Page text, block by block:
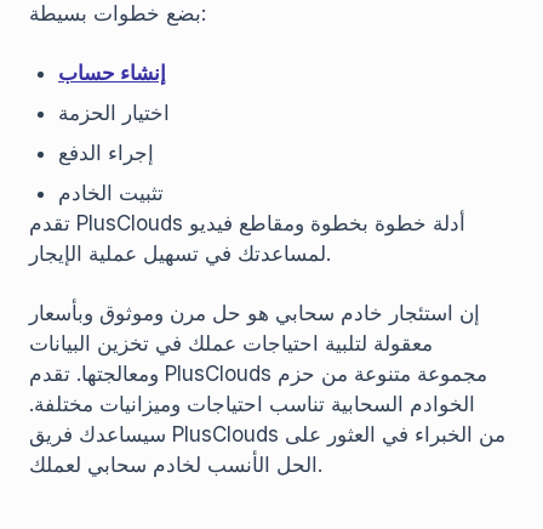
بضع خطوات بسيطة:
إنشاء حساب
اختيار الحزمة
إجراء الدفع
تثبيت الخادم
تقدم PlusClouds أدلة خطوة بخطوة ومقاطع فيديو
لمساعدتك في تسهيل عملية الإيجار.
إن استئجار خادم سحابي هو حل مرن وموثوق وبأسعار
معقولة لتلبية احتياجات عملك في تخزين البيانات
ومعالجتها. تقدم PlusClouds مجموعة متنوعة من حزم
الخوادم السحابية تناسب احتياجات وميزانيات مختلفة.
سيساعدك فريق PlusClouds من الخبراء في العثور على
الحل الأنسب لخادم سحابي لعملك.